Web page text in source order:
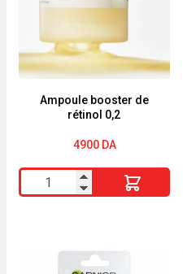
Ampoule booster de
rétinol 0,2
4900 DA
quantité
de